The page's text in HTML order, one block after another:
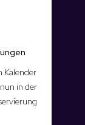
Kalender
in der